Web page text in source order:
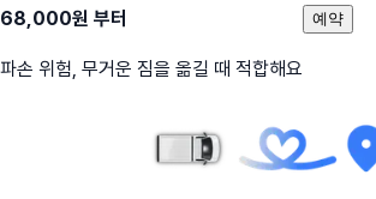
68,000원 부터
파손 위험, 무거운 짐을 옮길 때 적합해요
예약